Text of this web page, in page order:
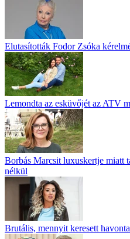
Elutasították Fodor Zsóka
Lemondta az esküvőjét az ATV
Borbás Marcsit luxuskertje miatt
nélkül
Brutális, mennyit keresett